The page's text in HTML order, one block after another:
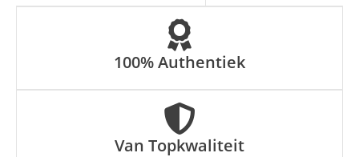
100% Authentiek
Van Topkwaliteit